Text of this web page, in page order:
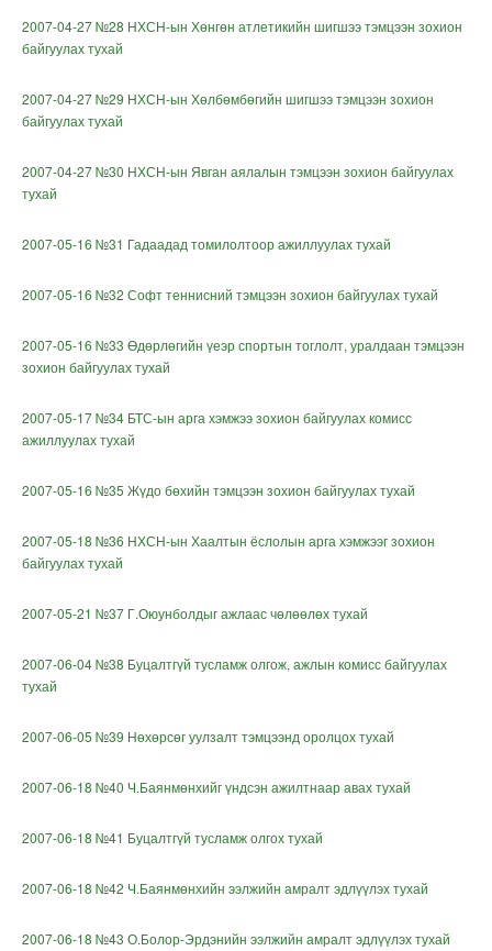
2007-04-27 №28 НХСН-ын Хөнгөн атлетикийн шигшээ тэмцээн зохион
байгуулах тухай
2007-04-27 №29 НХСН-ын Хөлбөмбөгийн шигшээ тэмцээн зохион
байгуулах тухай
2007-04-27 №30 НХСН-ын Явган аялалын тэмцээн зохион байгуулах
тухай
2007-05-16 №31 Гадаадад томилолтоор ажиллуулах тухай
2007-05-16 №32 Софт теннисний тэмцээн зохион байгуулах тухай
2007-05-16 №33 Өдөрлөгийн үеэр спортын тоглолт, уралдаан тэмцээн
зохион байгуулах тухай
2007-05-17 №34 БТС-ын арга хэмжээ зохион байгуулах комисс
ажиллуулах тухай
2007-05-16 №35 Жүдо бөхийн тэмцээн зохион байгуулах тухай
2007-05-18 №36 НХСН-ын Хаалтын ёслолын арга хэмжээг зохион
байгуулах тухай
2007-05-21 №37 Г.Оюунболдыг ажлаас чөлөөлөх тухай
2007-06-04 №38 Буцалтгүй тусламж олгож, ажлын комисс байгуулах
тухай
2007-06-05 №39 Нөхөрсөг уулзалт тэмцээнд оролцох тухай
2007-06-18 №40 Ч.Баянмөнхийг үндсэн ажилтнаар авах тухай
2007-06-18 №41 Буцалтгүй тусламж олгох тухай
2007-06-18 №42 Ч.Баянмөнхийн ээлжийн амралт эдлүүлэх тухай
2007-06-18 №43 О.Болор-Эрдэнийн ээлжийн амралт эдлүүлэх тухай